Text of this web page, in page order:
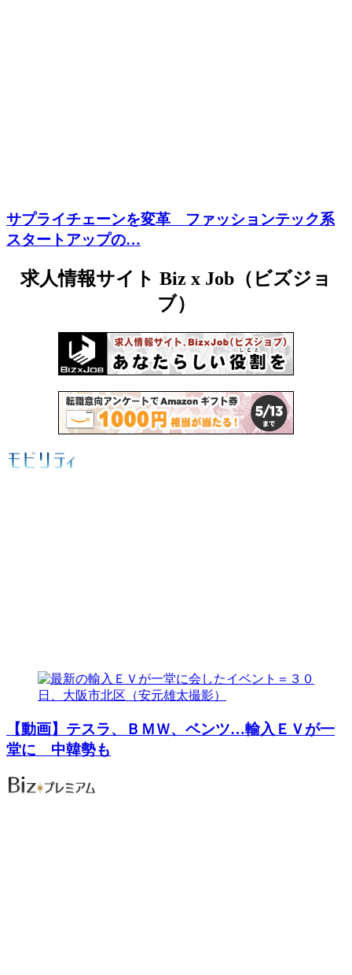
サプライチェーンを変革 ファッションテック系
スタートアップの…
求人情報サイト Biz x Job（ビズジョ
ブ）
【動画】テスラ、ＢＭＷ、ベンツ…輸入ＥＶが一
堂に 中韓勢も